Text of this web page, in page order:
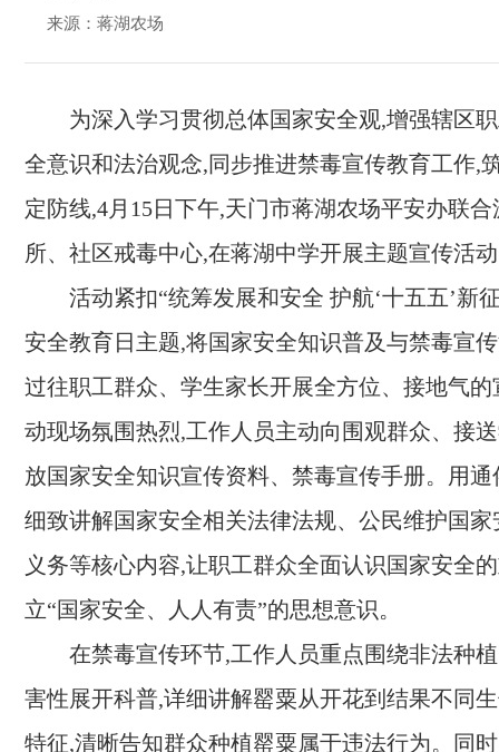
来源：蒋湖农场
为深入学习贯彻总体国家安全观,增强辖区
全意识和法治观念,同步推进禁毒宣传教育工作,
定防线,4月15日下午,天门市蒋湖农场平安办联
所、社区戒毒中心,在蒋湖中学开展主题宣传活
活动紧扣“统筹发展和安全 护航‘十五五’新
安全教育日主题,将国家安全知识普及与禁毒宣
过往职工群众、学生家长开展全方位、接地气
动现场氛围热烈,工作人员主动向围观群众、接
放国家安全知识宣传资料、禁毒宣传手册。用
细致讲解国家安全相关法律法规、公民维护国
义务等核心内容,让职工群众全面认识国家安全
立“国家安全、人人有责”的思想意识。
在禁毒宣传环节,工作人员重点围绕非法种
害性展开科普,详细讲解罂粟从开花到结果不同
特征,清晰告知群众种植罂粟属于违法行为。同